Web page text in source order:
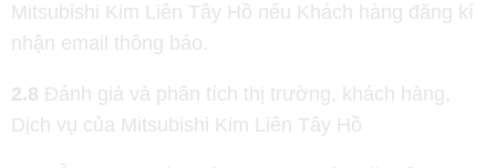
Mitsubishi Kim Liên Tây Hồ nếu Khách hàng đăng kí
nhận email thông báo.
2.8 Đánh giá và phân tích thị trường, khách hàng,
Dịch vụ của Mitsubishi Kim Liên Tây Hồ